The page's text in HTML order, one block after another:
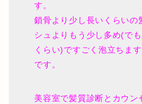
す。
鎖骨より少し長いくらいの
シュよりもう少し多め(で
くらい)ですごく泡立ちま
です。
美容室で髪質診断とカウン